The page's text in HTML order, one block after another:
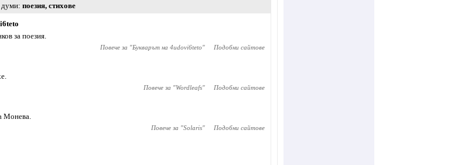
поезия, стихове
за поезия.
Повече за "Букварът на 4udovi6teto" Подобни сайтове
Повече за "Wordleafs" Подобни сайтове
Монева.
Повече за "Solaris" Подобни сайтове